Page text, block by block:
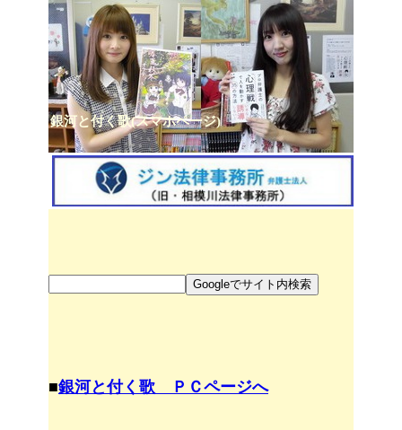
銀河と付く歌(スマホページ)
■銀河と付く歌 ＰＣページへ